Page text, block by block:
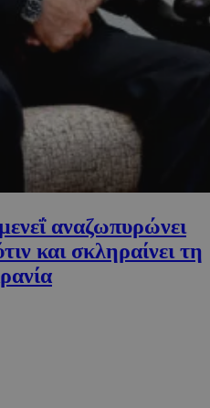
αναζωπυρώνει
και σκληραίνει τη